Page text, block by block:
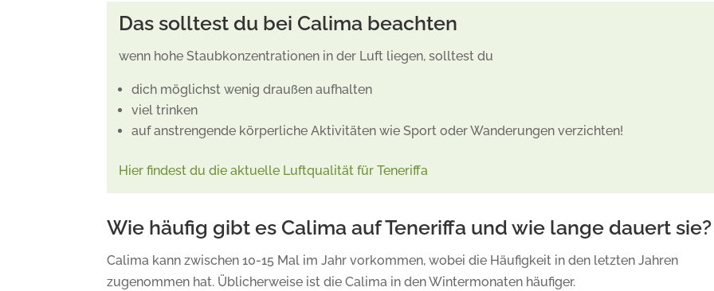
Das solltest du bei Calima beachten
wenn hohe Staubkonzentrationen in der Luft liegen, solltest du
dich möglichst wenig draußen aufhalten
viel trinken
auf anstrengende körperliche Aktivitäten wie Sport oder Wanderungen verzichten!
Hier findest du die aktuelle Luftqualität für Teneriffa
Wie häufig gibt es Calima auf Teneriffa und wie lange dauert sie?
Calima kann zwischen 10-15 Mal im Jahr vorkommen, wobei die Häufigkeit in den letzten Jahren
zugenommen hat. Üblicherweise ist die Calima in den Wintermonaten häufiger.